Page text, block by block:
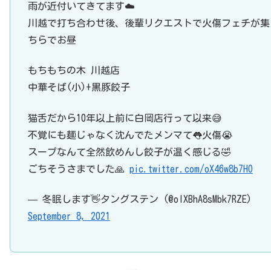
雨が近付いてきてます☁️
川越で打ち合わせ後、後輩リクエストで火傷フェチが
ちらでお昼
もちもちの木 川越店
中華そば(小)+黒豚餃子
猫舌だから10年以上前に白岡店行って以来😅
不覚にも麺じゃなく沈んでたメンマて👅火傷😭
スープなんて全然飲めんし餃子が温く感じる🤣
ごちそうさまでした🙏 pic.twitter.com/oX46w8b7HO
— 冬眠します👋タングステン (@olXBhA8sMbk7RZE)
September 8, 2021